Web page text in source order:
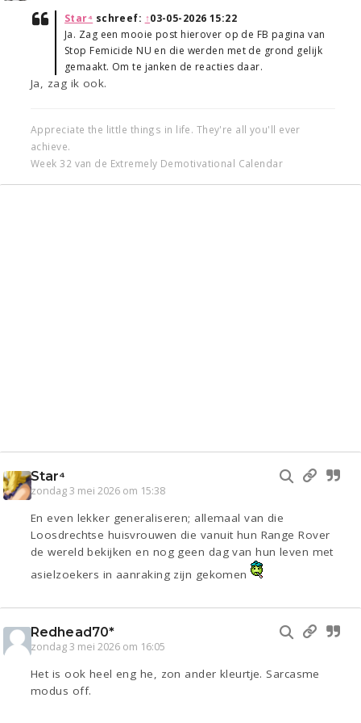
Star⁴ schreef: ↑03-05-2026 15:22
Ja. Zag een mooie post hierover op de FB pagina van
Stop Femicide NU en die werden met de grond gelijk
gemaakt. Om te janken de reacties daar.
Ja, zag ik ook.
Appreciate the little things in life. They're all you'll ever
achieve.
Week 32 van de Extremely Demotivational Calendar
Star⁴
zondag 3 mei 2026 om 15:38
En even lekker generaliseren; allemaal van die
Loosdrechtse huisvrouwen die vanuit hun Range Rover
de wereld bekijken en nog geen dag van hun leven met
asielzoekers in aanraking zijn gekomen
Redhead70*
zondag 3 mei 2026 om 16:05
Het is ook heel eng he, zon ander kleurtje. Sarcasme
modus off.